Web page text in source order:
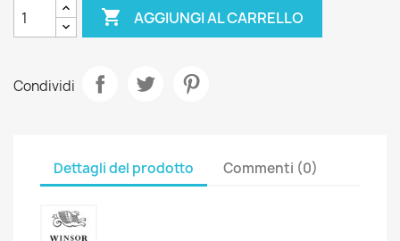
 AGGIUNGI AL CARRELLO
Condividi
Dettagli del prodotto Commenti (0)